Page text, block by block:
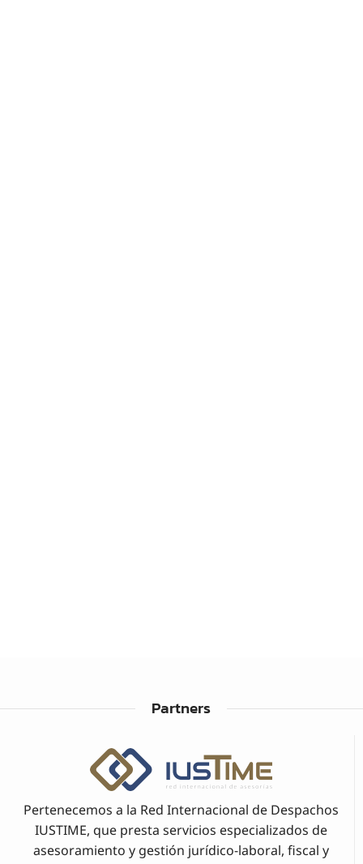
Partners
Pertenecemos a la Red Internacional de Despachos
IUSTIME, que presta servicios especializados de
asesoramiento y gestión jurídico-laboral, fiscal y